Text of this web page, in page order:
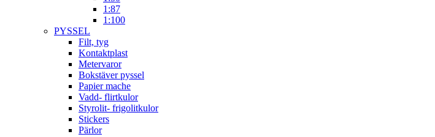
1:87
1:100
PYSSEL
Filt, tyg
Kontaktplast
Metervaror
Bokstäver pyssel
Papier mache
Vadd- flirtkulor
Styrolit- frigolitkulor
Stickers
Pärlor